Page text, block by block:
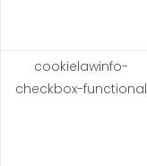
cookielawinfo-
checkbox-functional